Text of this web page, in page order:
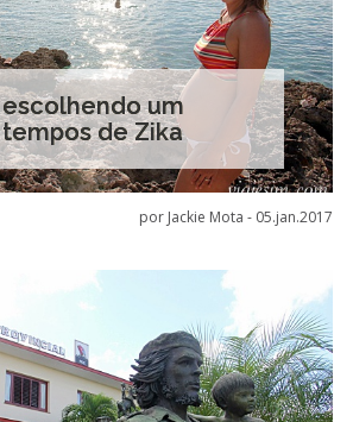
um
de Zika
por Jackie Mota - 05.jan.2017